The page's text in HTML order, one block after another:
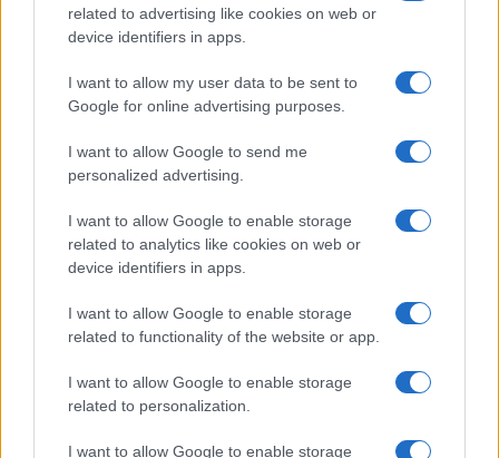
related to advertising like cookies on web or
device identifiers in apps.
I want to allow my user data to be sent to
Google for online advertising purposes.
I want to allow Google to send me
personalized advertising.
I want to allow Google to enable storage
related to analytics like cookies on web or
device identifiers in apps.
I want to allow Google to enable storage
related to functionality of the website or app.
I want to allow Google to enable storage
related to personalization.
I want to allow Google to enable storage
Η παραπάνω έκπτωση αφορά την έκδοση εισιτηρίων των
ιδίων και των οχημάτων αυτών (ΙΧ, δίκυκλα)
προσκομίζοντας όλα τα απαραίτητα έγγραφα, έτσι ώστε
να μπορούν να λαμβάνουν από τα πρακτορεία της
την έκπτωση.
Έκπτωση 50% στα εισιτήρια των αναπληρωτών
πρωτοβάθμιας & δευτεροβάθμιας εκπαίδευσης για τις
SEAJETS
Η έκπτωση ορίζεται σε ποσοστό 50% επί του αντίτιμου
εισιτηρίου, τόσο στα ατομικά όσο και στα εισιτήρια
οχήματος (Ι.Χ. & δίκυκλα).